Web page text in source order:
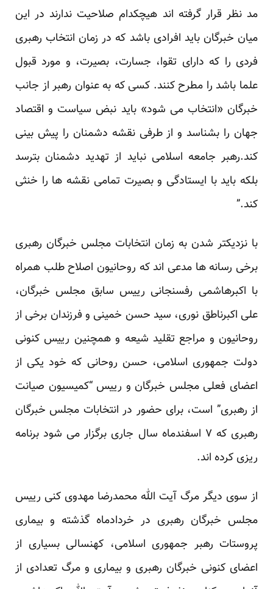
مد نظر قرار گرفته اند هیچکدام صلاحیت ندارند در این
میان خبرگان باید افرادی باشد که در زمان انتخاب رهبری
فردی را که دارای تقوا، جسارت، بصیرت، و مورد قبول
علما باشد را مطرح کنند. کسی که به عنوان رهبر از جانب
خبرگان «انتخاب می شود» باید نبض سیاست و اقتصاد
جهان را بشناسد و از طرفی نقشه دشمنان را پیش بینی
کند.رهبر جامعه اسلامی نباید از تهدید دشمنان بترسد
بلکه باید با ایستادگی و بصیرت تمامی نقشه ها را خنثی
کند.”
با نزدیکتر شدن به زمان انتخابات مجلس خبرگان رهبری
برخی رسانه ها مدعی اند که روحانیون اصلاح طلب همراه
با اکبرهاشمی رفسنجانی رییس سابق مجلس خبرگان،
علی اکبرناطق نوری، سید حسن خمینی و فرزندان برخی از
روحانیون و مراجع تقلید شیعه و همچنین رییس کنونی
دولت جمهوری اسلامی، حسن روحانی که خود یکی از
اعضای فعلی مجلس خبرگان و رییس “کمیسیون صیانت
از رهبری” است، برای حضور در انتخابات مجلس خبرگان
رهبری که ۷ اسفندماه سال جاری برگزار می شود برنامه
ریزی کرده اند.
از سوی دیگر مرگ آیت الله محمدرضا مهدوی کنی رییس
مجلس خبرگان رهبری در خردادماه گذشته و بیماری
پروستات رهبر جمهوری اسلامی، کهنسالی بسیاری از
اعضای کنونی خبرگان رهبری و بیماری و مرگ تعدادی از